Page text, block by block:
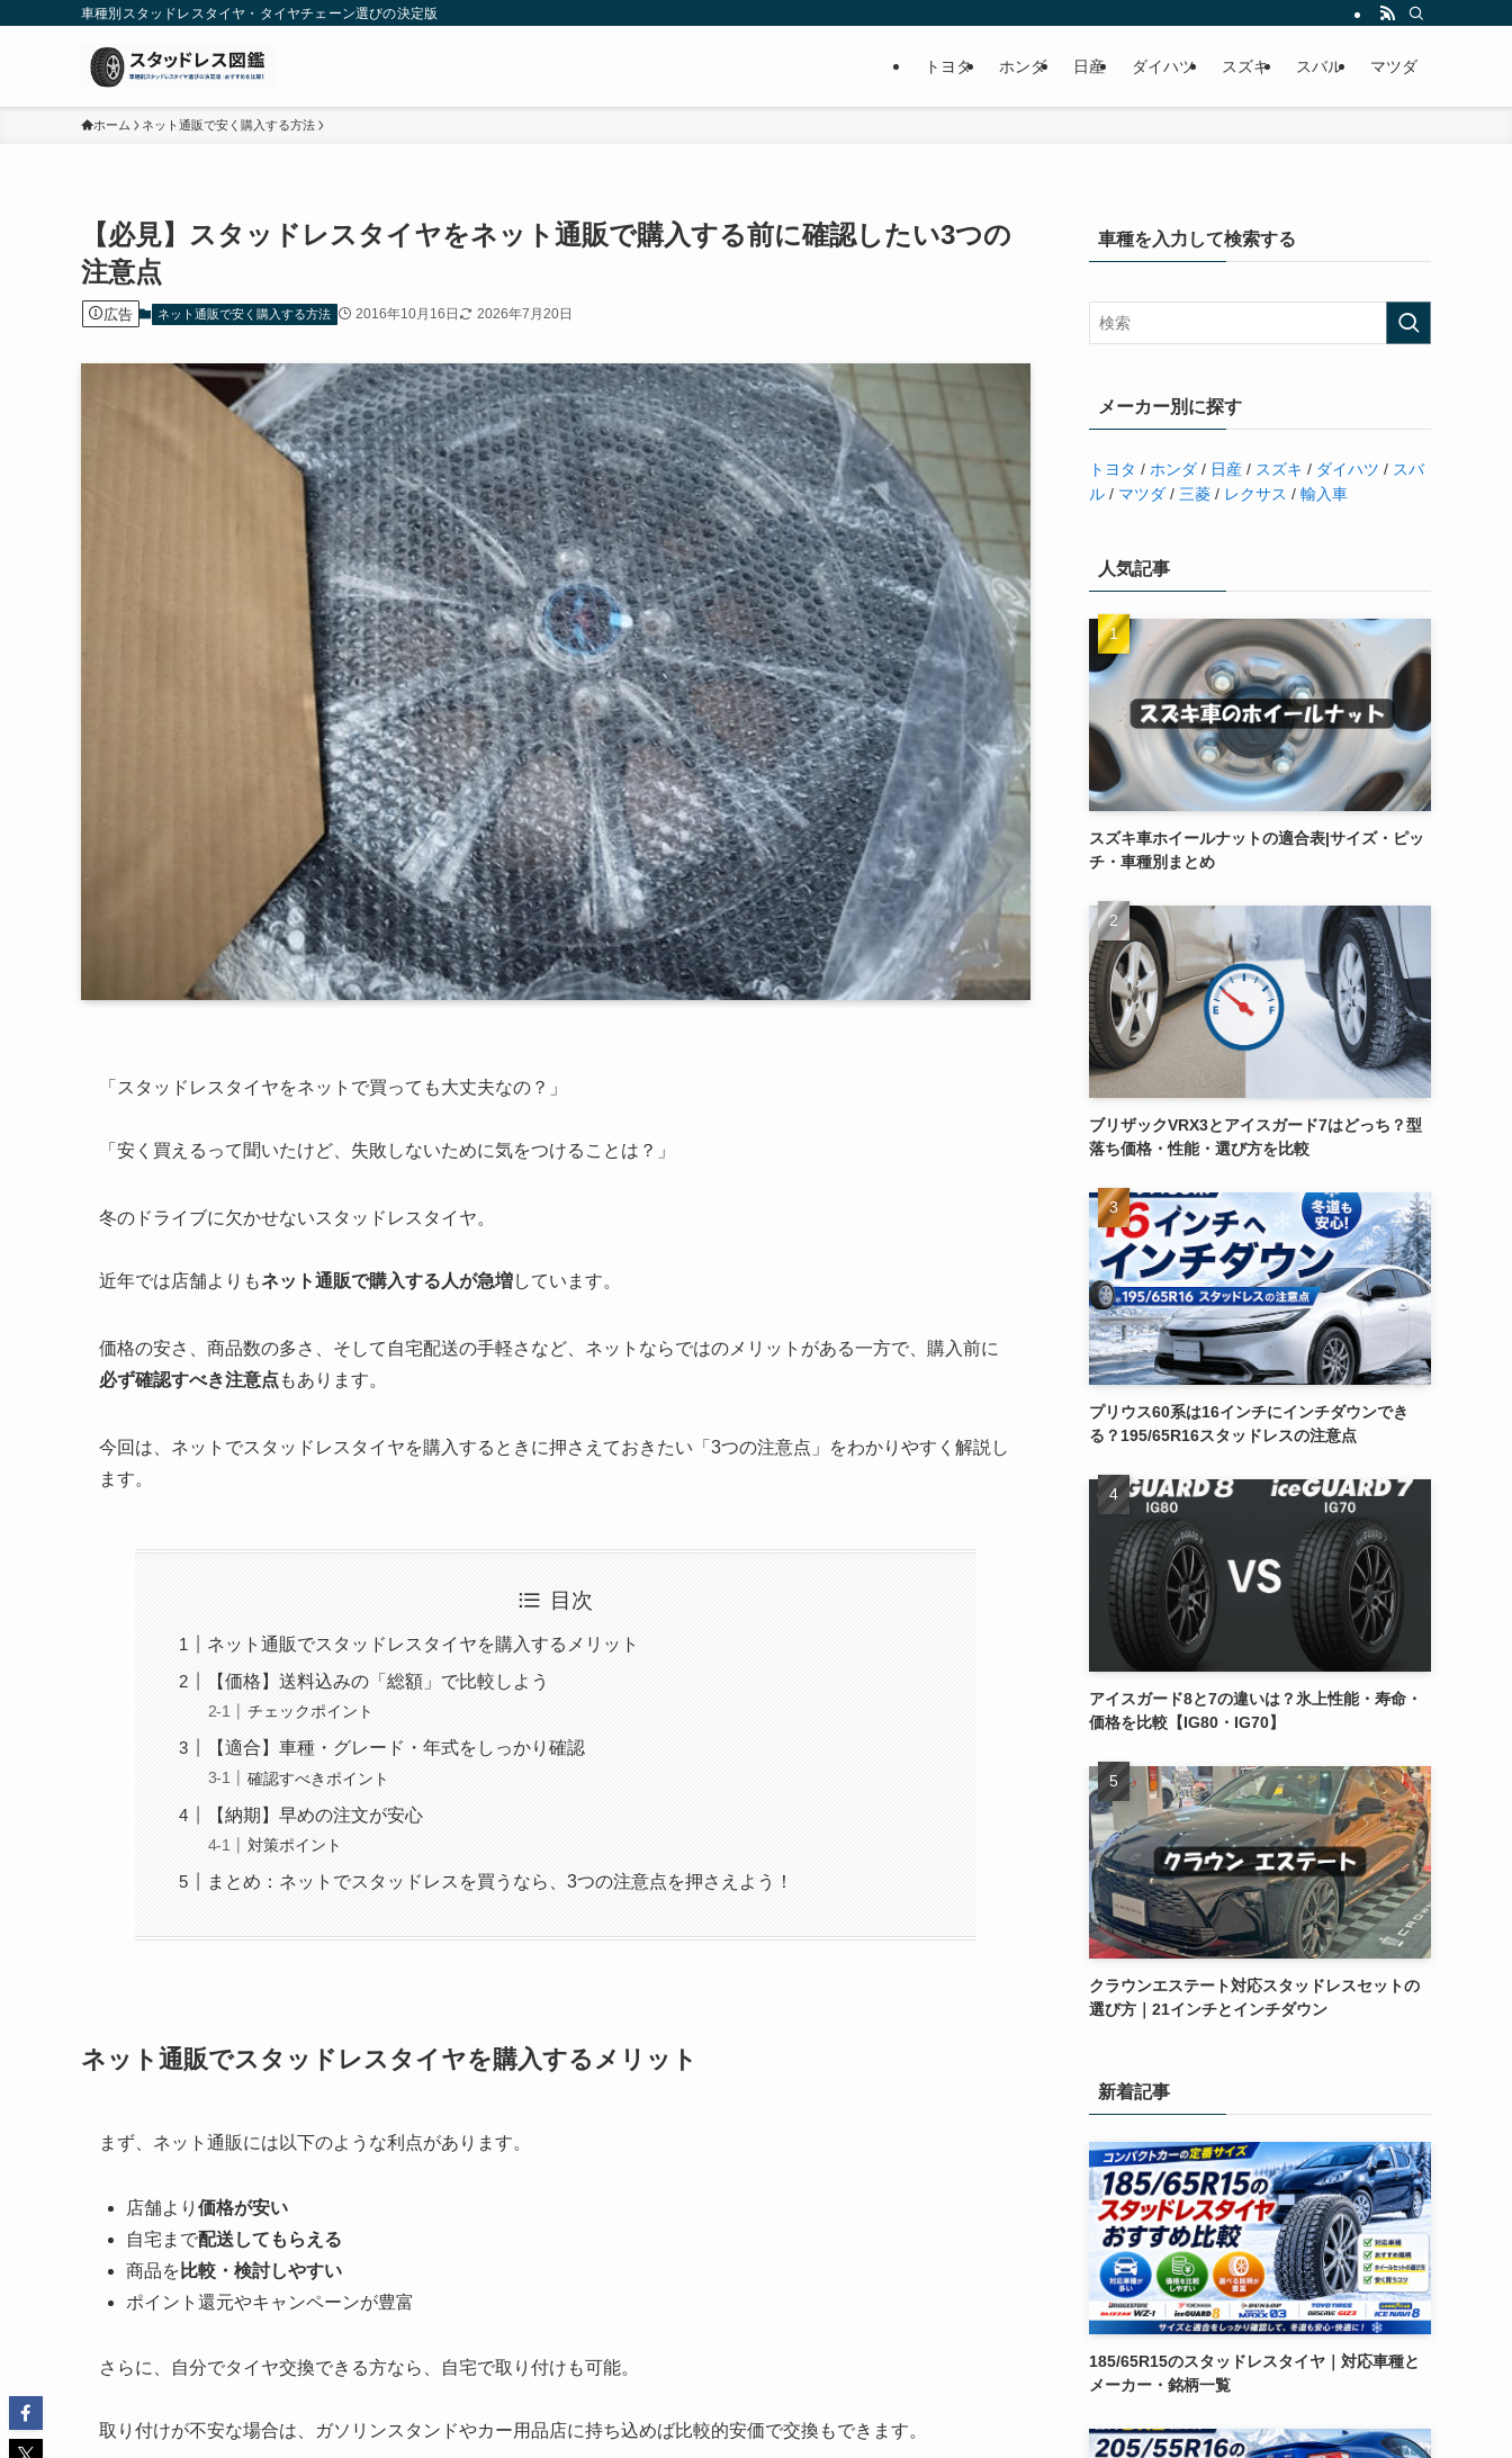
車種別スタッドレスタイヤ・タイヤチェーン選びの決定版
トヨタ ホンダ 日産 ダイハツ スズキ スバル マツダ
ホーム ネット通販で安く購入する方法
【必見】スタッドレスタイヤをネット通販で購入する前に確認したい3つの
注意点
広告 ネット通販で安く購入する方法 2016年10月16日 2026年7月20日
「スタッドレスタイヤをネットで買っても大丈夫なの？」
「安く買えるって聞いたけど、失敗しないために気をつけることは？」
冬のドライブに欠かせないスタッドレスタイヤ。
近年では店舗よりもネット通販で購入する人が急増しています。
価格の安さ、商品数の多さ、そして自宅配送の手軽さなど、ネットならではのメリットがある一方で、購入前に
必ず確認すべき注意点 もあります。
今回は、ネットでスタッドレスタイヤを購入するときに押さえておきたい「3つの注意点」をわかりやすく解説し
ます。
目次
ネット通販でスタッドレスタイヤを購入するメリット
【価格】送料込みの「総額」で比較しよう
チェックポイント
【適合】車種・グレード・年式をしっかり確認
確認すべきポイント
【納期】早めの注文が安心
対策ポイント
まとめ：ネットでスタッドレスを買うなら、3つの注意点を押さえよう！
ネット通販でスタッドレスタイヤを購入するメリット
まず、ネット通販には以下のような利点があります。
店舗より 価格が安い
自宅まで配送してもらえる
商品を 比較・検討しやすい
ポイント還元やキャンペーンが豊富
さらに、自分でタイヤ交換できる方なら、自宅で取り付けも可能。
取り付けが不安な場合は、ガソリンスタンドやカー用品店に持ち込めば比較的安価で交換もできます。
車種を入力して検索する
メーカー別に探す
トヨタ / ホンダ / 日産 / スズキ / ダイハツ / スバ
ル / マツダ / 三菱 / レクサス / 輸入車
人気記事
スズキ車ホイールナットの適合表|サイズ・ピッ
チ・車種別まとめ
ブリザックVRX3とアイスガード7はどっち？型
落ち価格・性能・選び方を比較
プリウス60系は16インチにインチダウンでき
る？195/65R16スタッドレスの注意点
アイスガード8と7の違いは？氷上性能・寿命・
価格を比較【IG80・IG70】
クラウンエステート対応スタッドレスセットの
選び方｜21インチとインチダウン
新着記事
185/65R15のスタッドレスタイヤ｜対応車種と
メーカー・銘柄一覧